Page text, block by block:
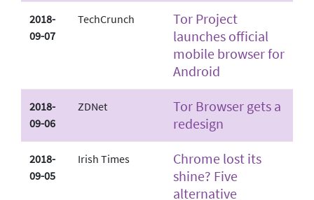
2018-
09-07
TechCrunch
Tor Project
launches official
mobile browser for
Android
2018-
09-06
ZDNet
Tor Browser gets a
redesign
2018-
09-05
Irish Times
Chrome lost its
shine? Five
alternative